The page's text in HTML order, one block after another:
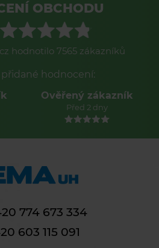
OBCHODU
hodnotilo 7565 zákazníků
přidané hodnocení:
Ověřený zákazník
Před 2 dny
774 673 334
603 115 091